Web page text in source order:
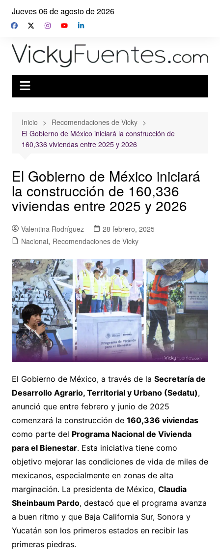
Saltar
contenido
Jueves 06 de agosto de 2026
Inicio
Recomendaciones de Vicky
El Gobierno de México iniciará la construcción de
160,336 viviendas entre 2025 y 2026
El Gobierno de México iniciará
la construcción de 160,336
viviendas entre 2025 y 2026
Valentina Rodríguez
28 febrero, 2025
Nacional, Recomendaciones de Vicky
El Gobierno de México, a través de la Secretaría de
Desarrollo Agrario, Territorial y Urbano (Sedatu),
anunció que entre febrero y junio de 2025
comenzará la construcción de 160,336 viviendas
como parte del Programa Nacional de Vivienda
para el Bienestar. Esta iniciativa tiene como
objetivo mejorar las condiciones de vida de miles de
mexicanos, especialmente en zonas de alta
marginación. La presidenta de México, Claudia
Sheinbaum Pardo, destacó que el programa avanza
a buen ritmo y que Baja California Sur, Sonora y
Yucatán son los primeros estados en recibir las
primeras piedras.